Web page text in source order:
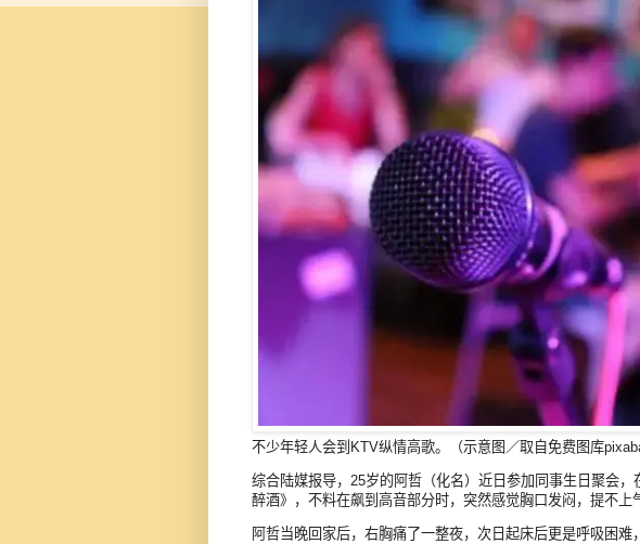
不少年轻人会到KTV纵情高歌。（示意图／取自免费图库
综合陆媒报导，25岁的阿哲（化名）近日参加同事生日聚会
醉酒》，不料在飙到高音部分时，突然感觉胸口发闷，提不上
阿哲当晚回家后，右胸痛了一整夜，次日起床后更是呼吸困